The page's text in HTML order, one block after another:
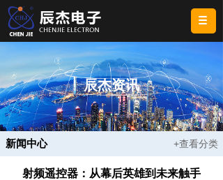
辰杰资讯
+查看分类
新闻中心
射频遥控器：从幕后英雄到未来触手